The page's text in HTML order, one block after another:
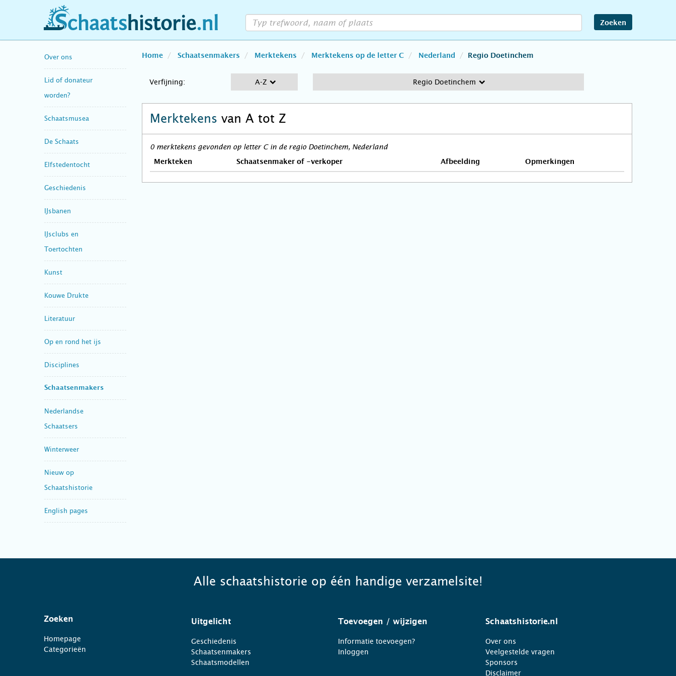
schaatshistorie.nl Zoeken
Over ons
Lid of donateur
worden?
Schaatsmusea
De Schaats
Elfstedentocht
Geschiedenis
IJsbanen
IJsclubs en
Toertochten
Kunst
Kouwe Drukte
Literatuur
Op en rond het ijs
Disciplines
Schaatsenmakers
Nederlandse
Schaatsers
Winterweer
Nieuw op
Schaatshistorie
English pages
Home Schaatsenmakers Merktekens Merktekens op de letter C Nederland Regio Doetinchem
Verfijning: A-Z Regio Doetinchem
Merktekens van A tot Z
0 merktekens gevonden op letter C in de regio Doetinchem, Nederland
Merkteken Schaatsenmaker of -verkoper Afbeelding Opmerkingen
Alle schaatshistorie op één handige verzamelsite!
Zoeken
Homepage
Categorieën
Uitgelicht
Geschiedenis
Schaatsenmakers
Schaatsmodellen
Toevoegen / wijzigen
Informatie toevoegen?
Inloggen
Schaatshistorie.nl
Over ons
Veelgestelde vragen
Sponsors
Disclaimer